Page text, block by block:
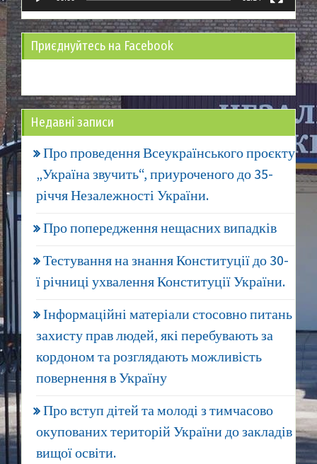
Приєднуйтесь на Facebook
Недавні записи
Про проведення Всеукраїнського проєкту
„Україна звучить“, приуроченого до 35-
річчя Незалежності України.
Про попередження нещасних випадків
Тестування на знання Конституції до 30-
ї річниці ухвалення Конституції України.
Інформаційні матеріали стосовно питань
захисту прав людей, які перебувають за
кордоном та розглядають можливість
повернення в Україну
Про вступ дітей та молоді з тимчасово
окупованих територій України до закладів
вищої освіти.